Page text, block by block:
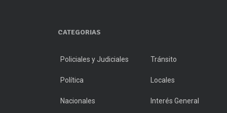
CATEGORIAS
Policiales y Judiciales Tránsito
Política Locales
Nacionales Interés General